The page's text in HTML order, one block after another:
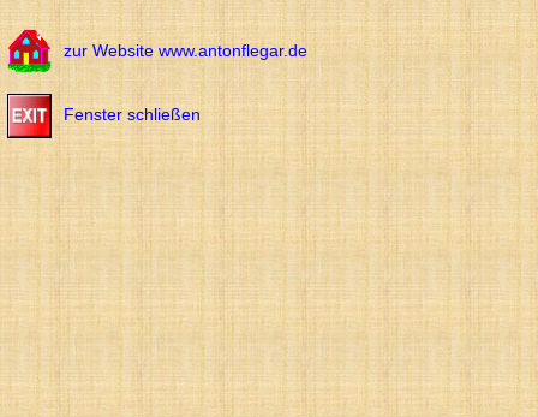
zur Website www.antonflegar.de
Fenster schließen